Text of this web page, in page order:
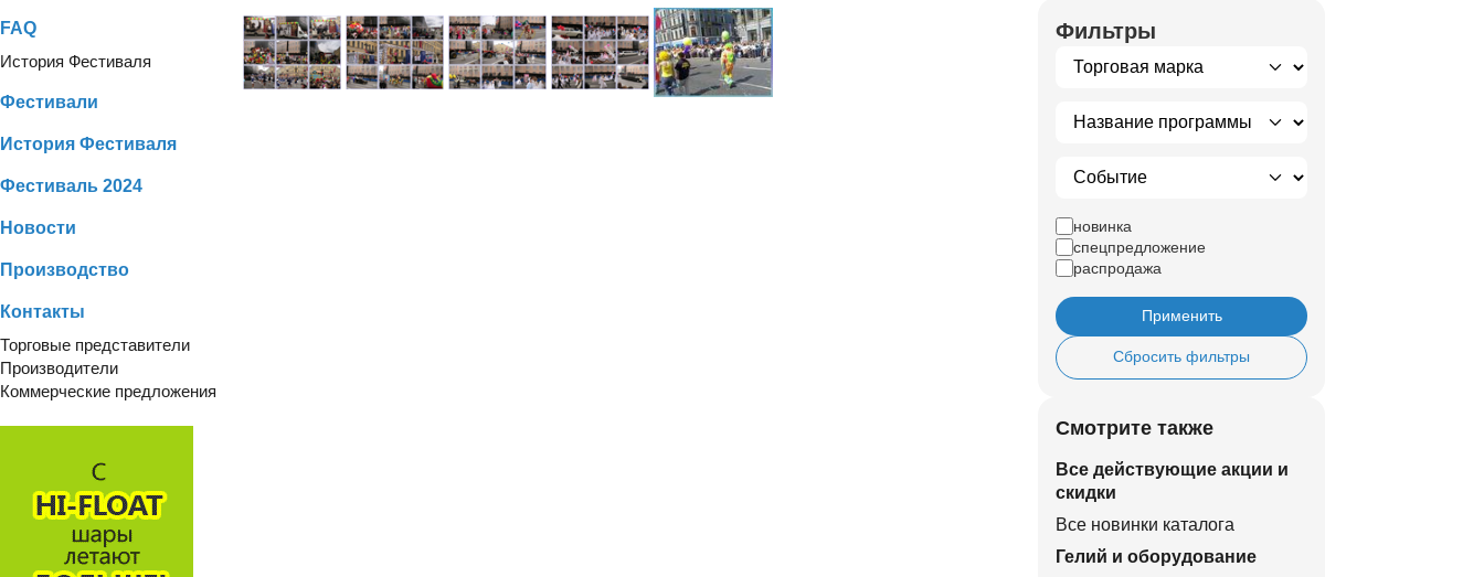
FAQ
История Фестиваля
Фестивали
История Фестиваля
Фестиваль 2024
Новости
Производство
Контакты
Торговые представители
Производители
Коммерческие предложения
Фильтры
новинка
спецпредложение
распродажа
Применить
Сбросить фильтры
Смотрите также
Все действующие акции и
скидки
Все новинки каталога
Гелий и оборудование